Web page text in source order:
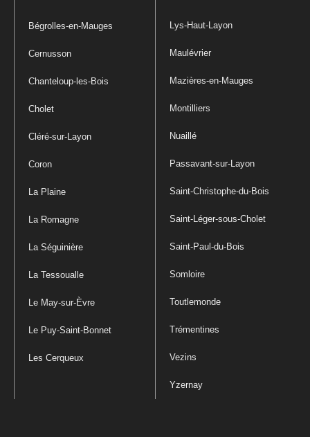
Bégrolles-en-Mauges
Cernusson
Chanteloup-les-Bois
Cholet
Cléré-sur-Layon
Coron
La Plaine
La Romagne
La Séguinière
La Tessoualle
Le May-sur-Èvre
Le Puy-Saint-Bonnet
Les Cerqueux
Lys-Haut-Layon
Maulévrier
Mazières-en-Mauges
Montilliers
Nuaillé
Passavant-sur-Layon
Saint-Christophe-du-Bois
Saint-Léger-sous-Cholet
Saint-Paul-du-Bois
Somloire
Toutlemonde
Trémentines
Vezins
Yzernay